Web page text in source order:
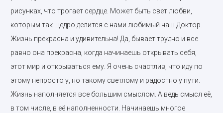
рисунках, что трогает сердце. Может быть свет любви,
которым так щедро делится с нами любимый наш Доктор.
Жизнь прекрасна и удивительна! Да, бывает трудно и все
равно она прекрасна, когда начинаешь открывать себя,
этот мир и открываться ему. Я очень счастлив, что иду по
этому непросто у, но такому светлому и радостно у пути.
Жизнь наполняется все большим смыслом. А ведь смысл её,
в том числе, в её наполненности. Начинаешь многое